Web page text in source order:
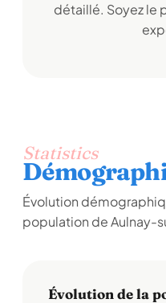
détaillé. Soyez le
Statistics
Évolution
population de Aulnay-
Évolution de la